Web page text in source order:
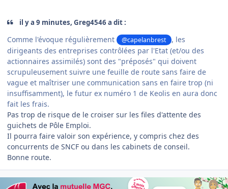
il y a 9 minutes, Greg4546 a dit :
Comme l'évoque régulièrement @capelanbrest
, les
dirigeants des entreprises contrôlées par l'Etat (et/ou des
actionnaires assimilés) sont des "préposés" qui doivent
scrupuleusement suivre une feuille de route sans faire de
vague et maîtriser une communication sans en faire trop (ni
insuffisamment), le futur ex numéro 1 de Keolis en aura donc
fait les frais.
Pas trop de risque de le croiser sur les files d'attente des
guichets de Pôle Emploi.
Il pourra faire valoir son expérience, y compris chez des
concurrents de SNCF ou dans les cabinets de conseil.
Bonne route.